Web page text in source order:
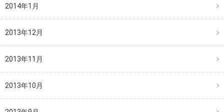
2014年1月
2013年12月
2013年11月
2013年10月